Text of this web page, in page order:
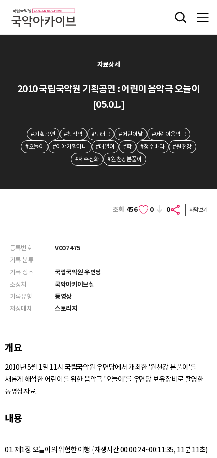
자료상세
2010 국립국악원 기획공연 : 어린이 음악극 오늘이
[05.01.]
#기획공연 #창작악 #노래극 #어린이날
#어린이음악극
#오늘이
#이야기할머니 #매일이 #학 #청수바다
#원천강
#제주신화
#원천강본풀이
조회 456 0 0 자막보기
등록번호
V007475
기록 분류
기록 장소
국립국악원 우면당
소장처
국악아카이브실
기록유형
동영상
저장매체
스토리지
개요
2010년 5월 1일 11시 국립국악원 우면당에서 개최한 '원천강 본풀이'를
새롭게 해석한 어린이를 위한 음악극 '오늘이'를 우면당 보유장비로 촬영한
동영상자료.
내용
01. 제1장 오늘이의 위험한 여행 (재생시간 00:00:24~00:11:35, 11분 11초)